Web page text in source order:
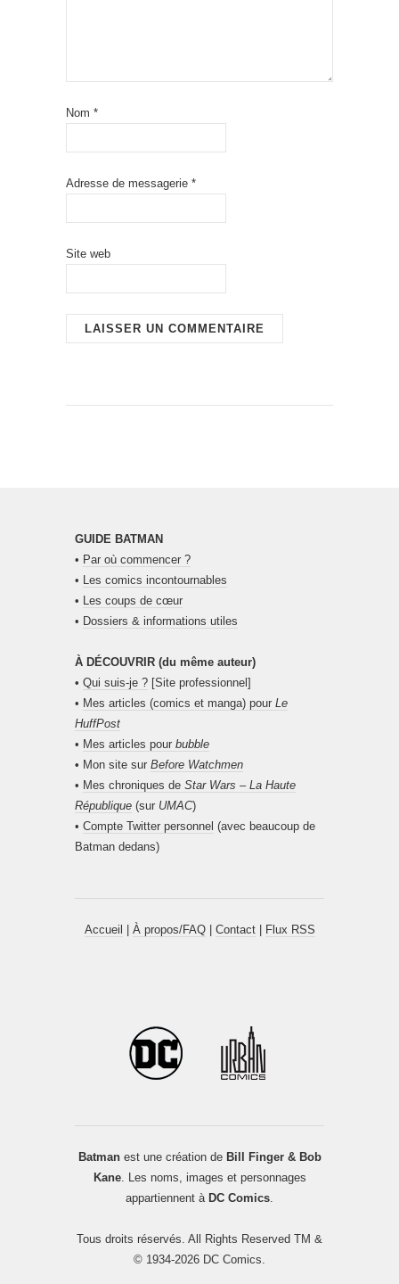
Nom *
Adresse de messagerie *
Site web
GUIDE BATMAN
• Par où commencer ?
• Les comics incontournables
• Les coups de cœur
• Dossiers & informations utiles
À DÉCOUVRIR (du même auteur)
• Qui suis-je ? [Site professionnel]
• Mes articles (comics et manga) pour Le
HuffPost
• Mes articles pour bubble
• Mon site sur Before Watchmen
• Mes chroniques de Star Wars – La Haute
République (sur UMAC)
• Compte Twitter personnel (avec beaucoup de
Batman dedans)
Accueil À propos/FAQ| Contact| Flux RSS
Batmanest une création de Bill Finger & Bob
Kane. Les noms, images et personnages
appartiennent à DC Comics.
Tous droits réservés. All Rights Reserved TM &
© 1934-2026 DC Comics.